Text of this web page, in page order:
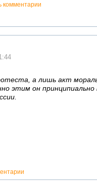
комментарии
а лишь акт
этим он принципиально